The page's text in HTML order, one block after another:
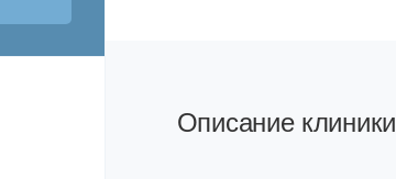
Описание клиники